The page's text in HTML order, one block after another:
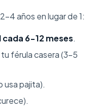
4 años en lugar de 1:
6-12 meses.
férula casera (3-5
usa pajita).